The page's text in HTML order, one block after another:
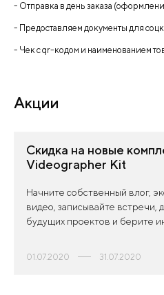
- Отправка в день заказа
- Предоставляем документы для
- Чек с qr-кодом и наименованием
Акции
Скидка на новые
Videographer Kit
Начните собственный влог,
видео, записывайте встречи,
будущих проектов и берите
01.07.2020 31.07.2020